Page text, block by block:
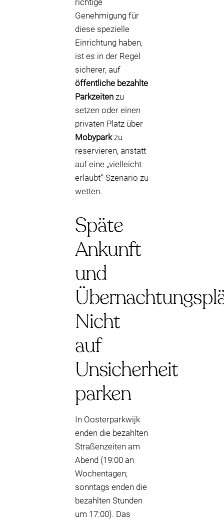
richtige
Genehmigung für
diese spezielle
Einrichtung haben,
ist es in der Regel
sicherer, auf
öffentliche bezahlte
Parkzeiten zu
setzen oder einen
privaten Platz über
Mobyparkzu
reservieren, anstatt
auf eine „vielleicht
erlaubt“-Szenario zu
wetten.
Späte
Ankunft
und
Nicht
auf
Unsicherheit
parken
In Oosterparkwijk
enden die bezahlten
Straßenzeiten am
Abend (19:00 an
Wochentagen;
sonntags enden die
bezahlten Stunden
um 17:00). Das